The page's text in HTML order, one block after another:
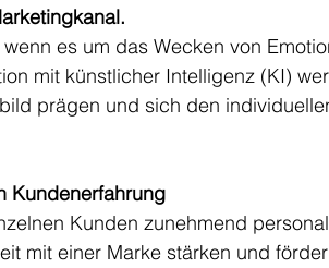
es um das Wecken von
mit künstlicher Intelligenz (KI)
prägen und sich den
Kundenerfahrung
Kunden zunehmend
mit einer Marke stärken und